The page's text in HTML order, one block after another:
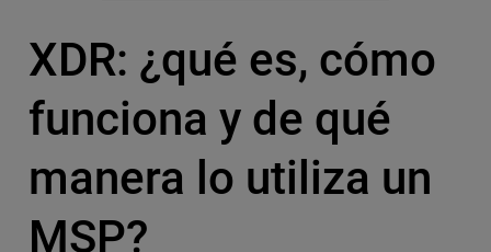
XDR: ¿qué es, cómo
funciona y de qué
manera lo utiliza un
MSP?